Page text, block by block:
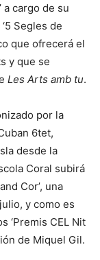
a cargo de su
Segles de
que ofrecerá el
y que se
Les Arts amb tu.
por la
6tet,
desde la
Coral subirá
Cor’, una
y como es
‘Premis CEL Nit
de Miquel Gil.